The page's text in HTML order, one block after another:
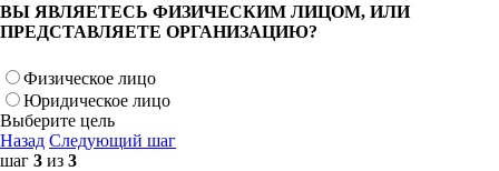
ВЫ ЯВЛЯЕТЕСЬ ФИЗИЧЕСКИМ ЛИЦОМ, ИЛИ
ПРЕДСТАВЛЯЕТЕ ОРГАНИЗАЦИЮ?
Физическое лицо
Юридическое лицо
Выберите цель
Назад Следующий шаг
шаг 3 из 3